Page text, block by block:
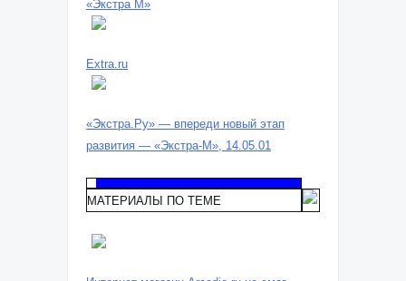
«Экстра М»
Extra.ru
«Экстра.Ру» — впереди новый этап
развития — «Экстра-М», 14.05.01
МАТЕРИАЛЫ ПО ТЕМЕ